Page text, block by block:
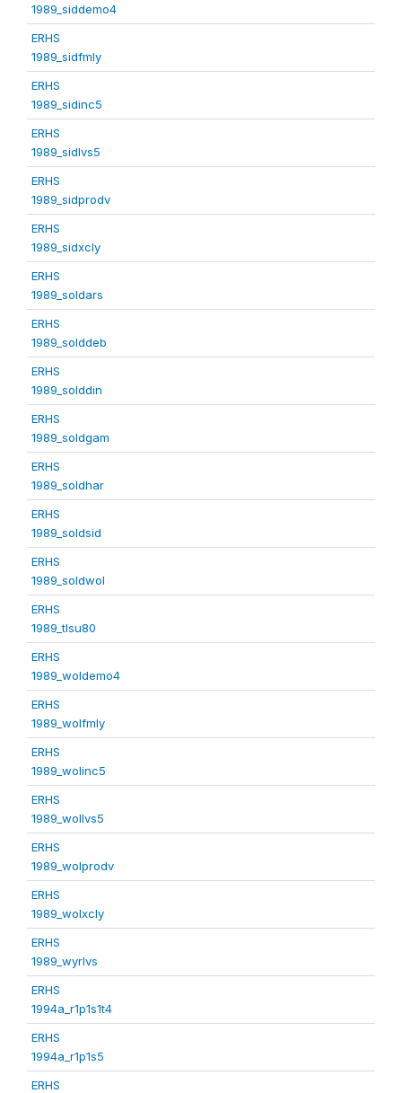
1989_siddemo4
ERHS
1989_sidfmly
ERHS
1989_sidinc5
ERHS
1989_sidlvs5
ERHS
1989_sidprodv
ERHS
1989_sidxcly
ERHS
1989_soldars
ERHS
1989_solddeb
ERHS
1989_solddin
ERHS
1989_soldgam
ERHS
1989_soldhar
ERHS
1989_soldsid
ERHS
1989_soldwol
ERHS
1989_tlsu80
ERHS
1989_woldemo4
ERHS
1989_wolfmly
ERHS
1989_wolinc5
ERHS
1989_wollvs5
ERHS
1989_wolprodv
ERHS
1989_wolxcly
ERHS
1989_wyrlvs
ERHS
1994a_r1p1s1t4
ERHS
1994a_r1p1s5
ERHS